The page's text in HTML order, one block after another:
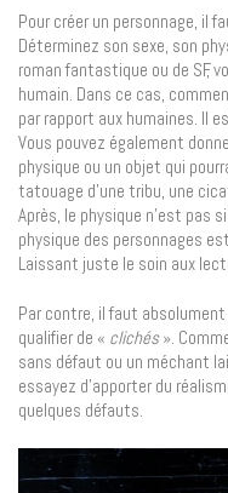
Pour créer un personnage, il
Déterminez son sexe, son
roman fantastique ou de SF,
humain. Dans ce cas,
par rapport aux humaines. Il
Vous pouvez également
physique ou un objet qui
tatouage d’une tribu, une
Après, le physique n’est pas
physique des personnages
Laissant juste le soin aux
Par contre, il faut
qualifier de « clichés».
sans défaut ou un méchant
essayez d’apporter du
quelques défauts.